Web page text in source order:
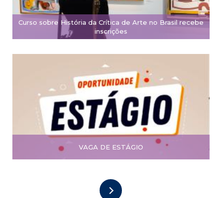
Curso sobre História da Crítica de Arte no Brasil recebe
inscrições
VAGA DE ESTÁGIO